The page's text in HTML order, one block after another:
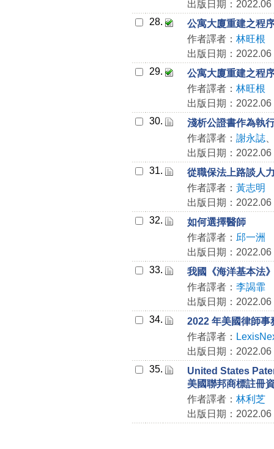
出版日期：2022.06
28.
公寓大廈重建之程
作者譯者： 林旺根
出版日期：2022.06
29.
公寓大廈重建之程
作者譯者： 林旺根
出版日期：2022.06
30.
淺析公證書作為執
作者譯者： 謝永誌
出版日期：2022.06
31.
從職保法上路談人
作者譯者： 黃志明
出版日期：2022.06
32.
如何選擇醫師
作者譯者： 邱一洲
出版日期：2022.06
33.
我國《海洋基本法
作者譯者： 李謁霏
出版日期：2022.06
34.
2022 年美國律師事
作者譯者：
出版日期：2022.06
35.
United States
美國聯邦商標註冊
作者譯者： 林利芝
出版日期：2022.06